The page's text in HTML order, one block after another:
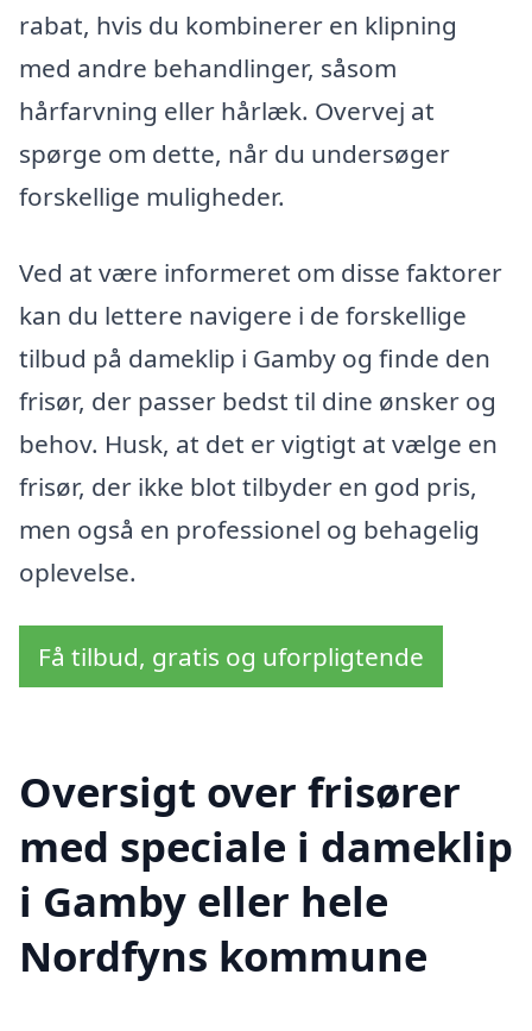
rabat, hvis du kombinerer en klipning
med andre behandlinger, såsom
hårfarvning eller hårlæk. Overvej at
spørge om dette, når du undersøger
forskellige muligheder.
Ved at være informeret om disse faktorer
kan du lettere navigere i de forskellige
tilbud på dameklip i Gamby og finde den
frisør, der passer bedst til dine ønsker og
behov. Husk, at det er vigtigt at vælge en
frisør, der ikke blot tilbyder en god pris,
men også en professionel og behagelig
oplevelse.
Få tilbud, gratis og uforpligtende
Oversigt over frisører
med speciale i dameklip
i Gamby eller hele
Nordfyns kommune